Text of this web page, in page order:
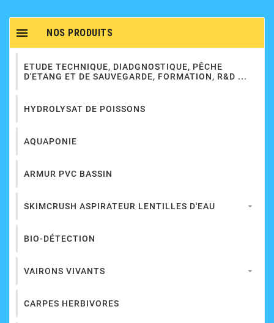
NOS PRODUITS

ETUDE TECHNIQUE, DIADGNOSTIQUE, PÊCHE
D'ETANG ET DE SAUVEGARDE, FORMATION, R&D ...
HYDROLYSAT DE POISSONS
AQUAPONIE
ARMUR PVC BASSIN
SKIMCRUSH ASPIRATEUR LENTILLES D'EAU 
BIO-DÉTECTION
VAIRONS VIVANTS 
CARPES HERBIVORES